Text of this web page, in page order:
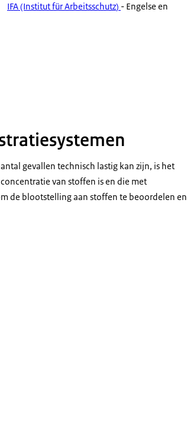
IFA(Institut für Arbeitsschutz) - Engelse en
gevallen technisch lastig kan zijn, is het
van stoffen is en die met
de blootstelling aan stoffen te beoordelen en